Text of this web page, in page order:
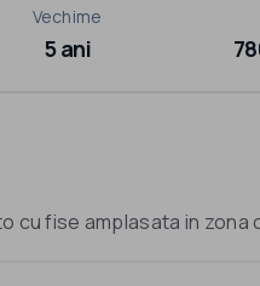
Vechime
5 ani
cu fise amplasata in zona